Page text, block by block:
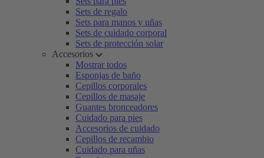
Sets de regalo
Sets para manos y uñas
Sets de cuidado corporal
Sets de protección solar
Accesorios
Mostrar todos
Esponjas de baño
Cepillos corporales
Cepillos de masaje
Guantes bronceadores
Cuidado para pies
Accesorios de cuidado
Cepillos de recambio
Cuidado para uñas